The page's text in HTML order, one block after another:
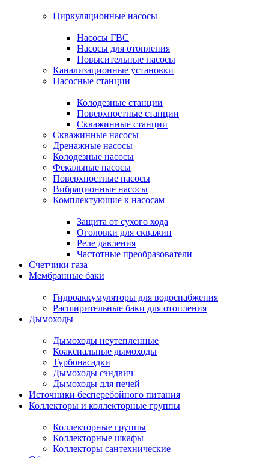
Циркуляционные насосы
Насосы ГВС
Насосы для отопления
Повысительные насосы
Канализационные установки
Насосные станции
Колодезные станции
Поверхностные станции
Скважинные станции
Скважинные насосы
Дренажные насосы
Колодезные насосы
Фекальные насосы
Поверхностные насосы
Вибрационные насосы
Комплектующие к насосам
Защита от сухого хода
Оголовки для скважин
Реле давления
Частотные преобразователи
Счетчики газа
Мембранные баки
Гидроаккумуляторы для водоснабжения
Расширительные баки для отопления
Дымоходы
Дымоходы неутепленные
Коаксиальные дымоходы
Турбонасадки
Дымоходы сэндвич
Дымоходы для печей
Источники бесперебойного питания
Коллекторы и коллекторные группы
Коллекторные группы
Коллекторные шкафы
Коллекторы сантехнические